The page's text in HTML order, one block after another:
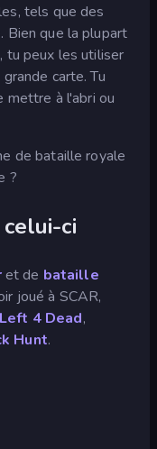
tels que des
Bien que la plupart
tu peux les utiliser
carte. Tu
mettre à l'abri ou
de bataille royale
?
ci
et de bataille
joué à SCAR,
Left 4 Dead,
Hunt.